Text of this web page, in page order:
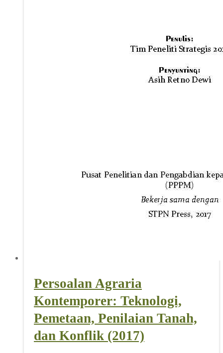
Persoalan Agraria
Kontemporer: Teknologi,
Pemetaan, Penilaian Tanah,
dan Konflik (2017)